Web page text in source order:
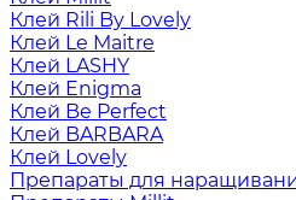
Клей Rili By Lovely
Клей Le Maitre
Клей LASHY
Клей Enigma
Клей Be Perfect
Клей BARBARA
Клей Lovely
Препараты для